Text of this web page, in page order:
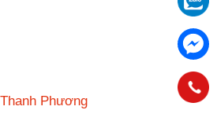
Phương